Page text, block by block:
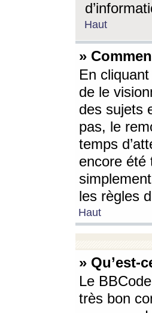
Haut
»
En
de le
des sujets
pas, le
temps
encore été
les règles
Haut
» Qu’est-
Le
très bon